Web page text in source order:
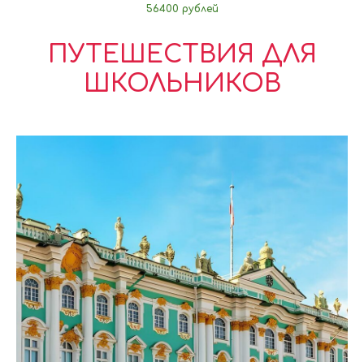
56400 рублей
ПУТЕШЕСТВИЯ ДЛЯ
ШКОЛЬНИКОВ